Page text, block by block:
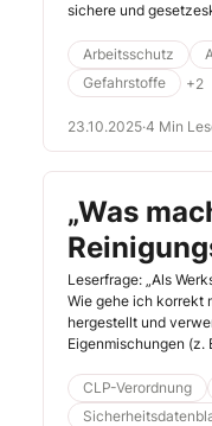
sichere und
Lebenszyklus der
zur Entsorgung.
Arbeitsschutz
Gefahrstoffe
+2
23.10.2025·4 Min
„Was
werden?“
Leserfrage: „Als
Wie gehe ich korrekt
hergestellt und
Eigenmischungen
CLP-Verordnung